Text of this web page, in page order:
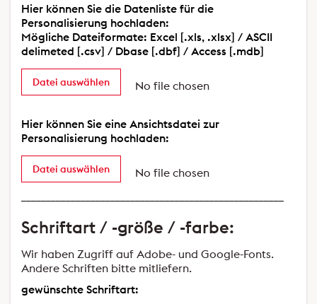
Hier können Sie die Datenliste für die
Personalisierung hochladen:
Mögliche Dateiformate: Excel [.xls, .xlsx] / ASCII
delimeted [.csv] / Dbase [.dbf] / Access [.mdb]
Datei auswählen No file chosen
Hier können Sie eine Ansichtsdatei zur
Personalisierung hochladen:
Datei auswählen
No file chosen
Schriftart / -größe / -farbe:
Wir haben Zugriff auf Adobe- und Google-Fonts.
Andere Schriften bitte mitliefern.
gewünschte Schriftart: